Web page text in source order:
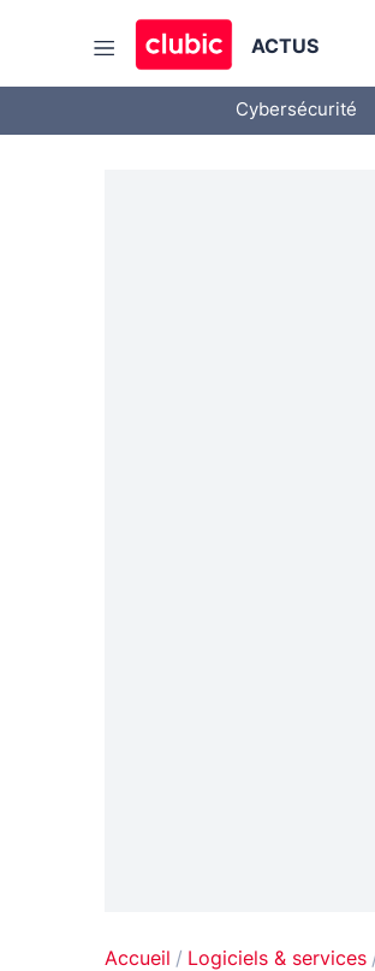
ACTUS
Cybersécurité
Accueil Logiciels & services